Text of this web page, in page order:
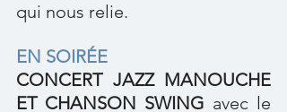
qui nous relie.
EN SOIRÉE
CONCERT JAZZ MANOUCHE
ET CHANSON SWING avec le